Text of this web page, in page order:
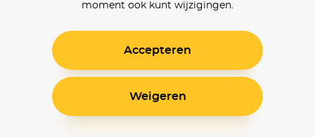
moment ook kunt wijzigingen.
Accepteren
Weigeren